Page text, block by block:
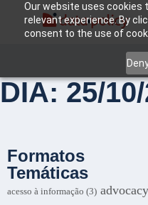
Our website uses cookies
relevant experience. By
consent to the use of
DIA: 25/
Formatos
Temáticas
acesso à informação (3) advocacy